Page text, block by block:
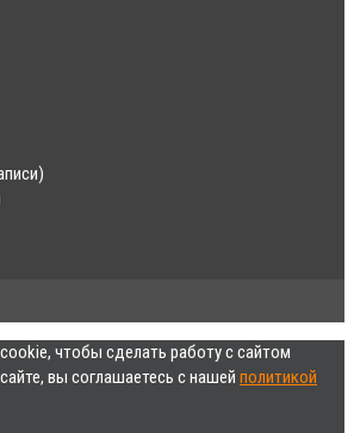
чтобы сделать работу с сайтом
вы соглашаетесь с нашей политикой